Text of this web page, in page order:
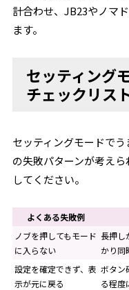
計合わせ、JB23やノマ
ます。
セッティング
チェックリス
セッティングモードで
の失敗パターンが考え
してください。
よくある失敗例
ノブを押してもモード
に入らない
長押し
かり同
設定を確定できず、表
示が元に戻る
ボタン
る程度